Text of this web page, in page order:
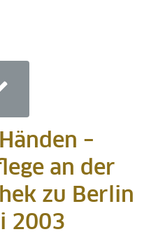
–
an der
zu Berlin
2003